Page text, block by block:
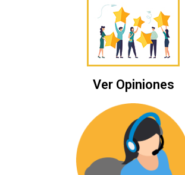
Ver Opiniones